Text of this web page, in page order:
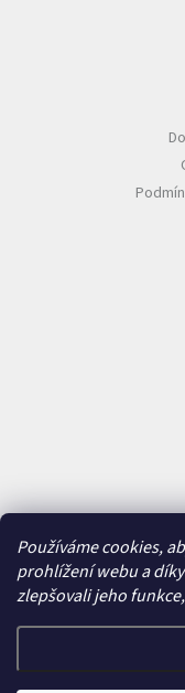
Používáme cookies,
prohlížení webu a
zlepšovali jeho